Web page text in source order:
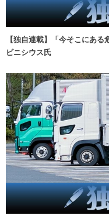
【独自連載】「今そこにあ
ビニシウス氏